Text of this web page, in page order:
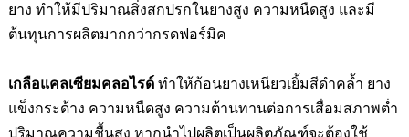
ยาง ทำให้มีปริมาณสิ่งสกปรกในยางสูง ความหนืดสูง และมี
ต้นทุนการผลิตมากกว่ากรดฟอร์มิค
เกลือแคลเซียมคลอไรด์ทำให้ก้อนยางเหนียวเยิ้มสีดำคล้ำ ยาง
แข็งกระด้าง ความหนืดสูง ความต้านทานต่อการเสื่อมสภาพต่ำ
ปริมาณความชื้นสูง หากนำไปผลิตเป็นผลิตภัณฑ์จะต้องใช้